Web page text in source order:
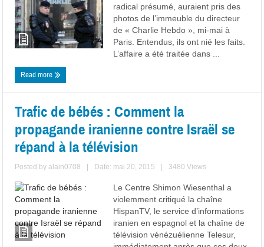
radical présumé, auraient pris des
photos de l’immeuble du directeur
de « Charlie Hebdo », mi-mai à
Paris. Entendus, ils ont nié les faits.
L’affaire a été traitée dans ...
Read more
Trafic de bébés : Comment la
propagande iranienne contre Israël se
répand à la télévision
Posted byalain0708 Date: mai 20, 2015 3480 Views
Le Centre Shimon Wiesenthal a
violemment critiqué la chaîne
HispanTV, le service d’informations
iranien en espagnol et la chaîne de
télévision vénézuélienne Telesur,